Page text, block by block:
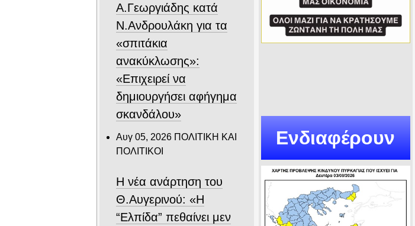
Α.Γεωργιάδης κατά
Ν.Ανδρουλάκη για τα
«σπιτάκια
ανακύκλωσης»:
«Επιχειρεί να
δημιουργήσει αφήγημα
σκανδάλου»
Αυγ 05, 2026 ΠΟΛΙΤΙΚΗ ΚΑΙ
ΠΟΛΙΤΙΚΟΙ
Η νέα ανάρτηση του
Θ.Αυγερινού: «Η
“Ελπίδα” πεθαίνει μεν
Ενδιαφέρουν